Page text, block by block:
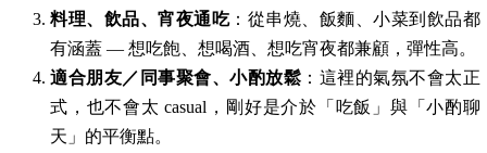
料理、飲品、宵夜通吃：從串燒、飯麵、小菜到飲品都
有涵蓋 — 想吃飽、想喝酒、想吃宵夜都兼顧，彈性高。
適合朋友／同事聚會、小酌放鬆 ：這裡的氣氛不會太正
式，也不會太 casual，剛好是介於「吃飯」與「小酌聊
天」的平衡點。